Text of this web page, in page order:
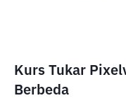
Kurs Tukar
Berbeda